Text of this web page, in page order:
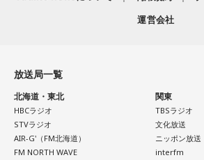
運営会社
放送局一覧
北海道・東北
HBCラジオ
STVラジオ
AIR-G'（FM北海道）
FM NORTH WAVE
関東
TBSラジオ
文化放送
ニッポン放送
interfm